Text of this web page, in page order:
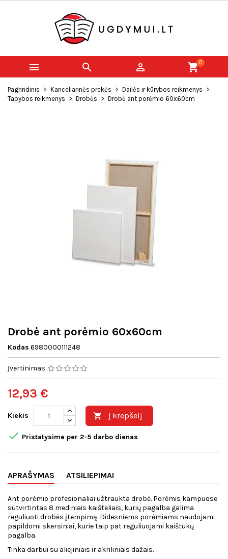
   shopping_cart0
Pagrindinis Kanceliarinės prekės
Dailės ir kūrybos reikmenys
Tapybos reikmenys
Drobės Drobė ant porėmio 60x60cm
Drobė ant porėmio 60x60cm
Kodas 6980000111248
Įvertinimas
12,93 €
Kiekis  Į krepšelį
 Pristatysime per 2-5 darbo dienas
APRAŠYMAS ATSILIEPIMAI
Ant porėmio profesionaliai užtraukta drobė. Porėmis kampuose
sutvirtintas 8 mediniais kaišteliais, kurių pagalba galima
reguliuoti drobės įtempimą. Didesniems porėmiams naudojami
papildomi skersiniai, kurie taip pat reguliuojami kaištukų
pagalba.
Tinka darbui su aliejiniais ir akriliniais dažais.